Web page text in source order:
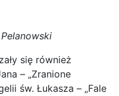
się również
– „Zranione
św. Łukasza – „Fale